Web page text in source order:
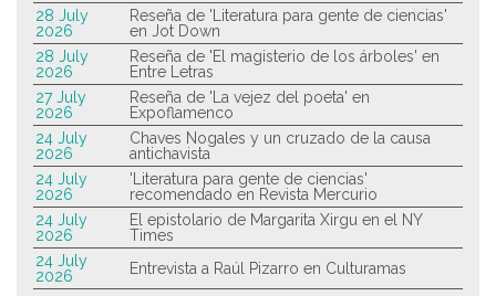
28 July
2026
Reseña de 'Literatura para gente de ciencias'
en Jot Down
28 July
2026
Reseña de 'El magisterio de los árboles' en
Entre Letras
27 July
2026
Reseña de 'La vejez del poeta' en
Expoflamenco
24 July
2026
Chaves Nogales y un cruzado de la causa
antichavista
24 July
2026
'Literatura para gente de ciencias'
recomendado en Revista Mercurio
24 July
2026
El epistolario de Margarita Xirgu en el NY
Times
24 July
2026
Entrevista a Raúl Pizarro en Culturamas